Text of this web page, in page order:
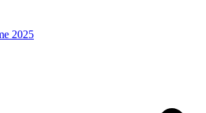
2025